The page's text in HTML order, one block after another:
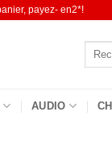
payez- en2*!
AUDIO